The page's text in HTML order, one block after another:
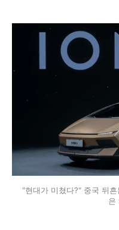
"현대가 미쳤다?" 중국 뒤
은